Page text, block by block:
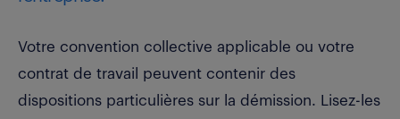
Votre convention collective applicable ou votre
contrat de travail peuvent contenir des
dispositions particulières sur la démission. Lisez-les